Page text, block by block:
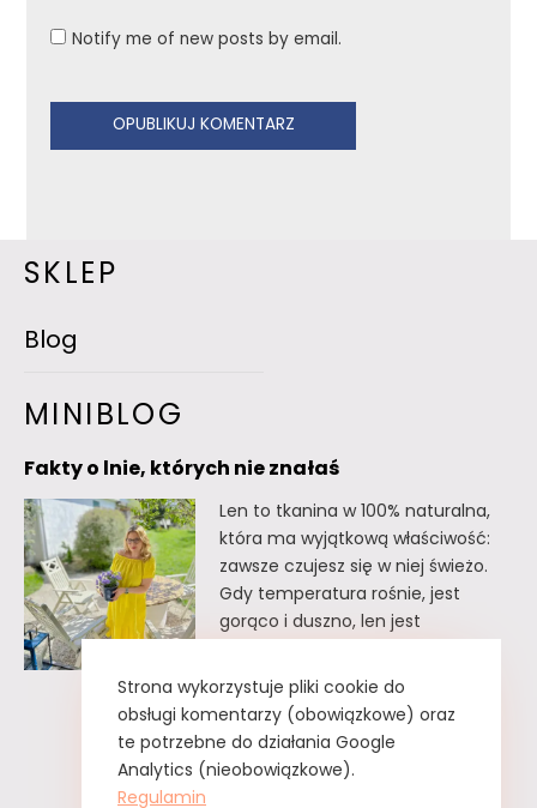
Notify me of new posts by email.
SKLEP
Blog
MINIBLOG
Fakty o lnie, których nie znałaś
Len to tkanina w 100% naturalna,
która ma wyjątkową właściwość:
zawsze czujesz się w niej świeżo.
Gdy temperatura rośnie, jest
gorąco i duszno, len jest
faktów o lnie, których
prawdopodobnie nie znałaś. Fakty
o lnie, których nie znałaś Lnu nie
trzeba prasować. Wystarczy tzw.
Strona wykorzystuje pliki cookie do
obsługi komentarzy (obowiązkowe) oraz
te potrzebne do działania Google
Analytics (nieobowiązkowe).
Regulamin